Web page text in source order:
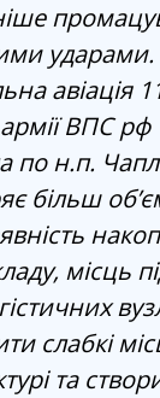
ударами.
авіація
армії ВПС рф
по н.п.
більш
місць
слабкі
та